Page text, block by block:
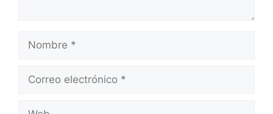
Nombre
Correo
Web